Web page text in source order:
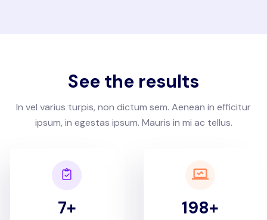
See the results
In vel varius turpis, non dictum sem. Aenean in efficitur
ipsum, in egestas ipsum. Mauris in mi ac tellus.
7 198